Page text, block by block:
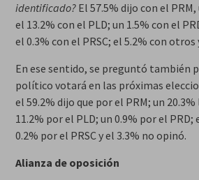
identificado? El 57.5% dijo con el
el 13.2% con el PLD; un 1.5% con el
el 0.3% con el PRSC; el 5.2% con
En ese sentido, se preguntó también
político votará en las próximas
el 59.2% dijo que por el PRM; un
11.2% por el PLD; un 0.9% por el PRD;
0.2% por el PRSC y el 3.3% no opinó.
Alianza de oposición